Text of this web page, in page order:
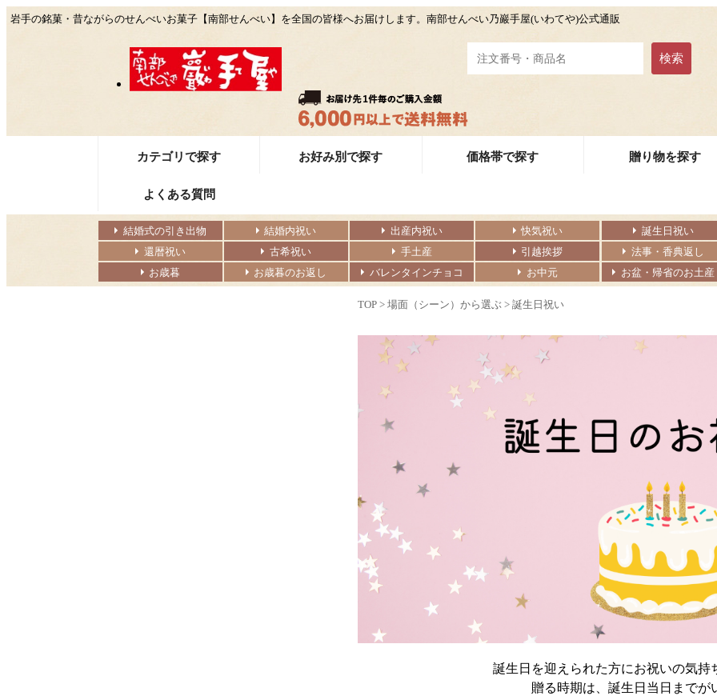
岩手の銘菓・昔ながらのせんべいお菓子【南部せんべい】を全国の皆様へお届けします。南部せんべい乃巖手屋(いわてや)公式通販
カテゴリで探す お好み別で探す 価格帯で探す 贈り物を探す
よくある質問
結婚式の引き出物 結婚内祝い 出産内祝い 快気祝い
誕生日祝い
還暦祝い
古希祝い 手土産 引越挨拶
法事・香典返し
お歳暮
お歳暮のお返し バレンタインチョコ お中元 お盆・帰省のお土産
TOP > 場面（シーン）から選ぶ > 誕生日祝い
誕生日を迎えられた方にお祝いの気持
贈る時期は、誕生日当日までが